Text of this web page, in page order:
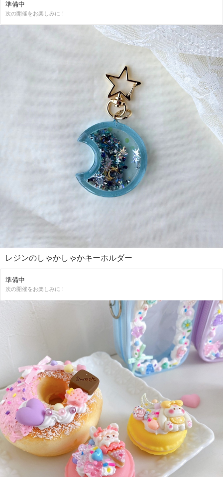
準備中
次の開催をお楽しみに！
レジンのしゃかしゃかキーホルダー
準備中
次の開催をお楽しみに！